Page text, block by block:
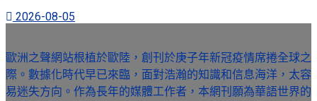
2026-08-05
歐洲之聲網站根植於歐陸，創刊於庚子年新冠疫情席捲全球之
際。數據化時代早已來臨，面對浩瀚的知識和信息海洋，太容
易迷失方向。作為長年的媒體工作者，本網刊願為華語世界的